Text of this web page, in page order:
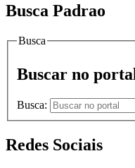
Busca Padrao
Busca
Buscar no portal
Busca:
Redes Sociais